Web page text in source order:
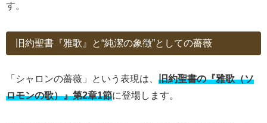
す。
旧約聖書『雅歌』と“純潔の象徴”としての薔薇
「シャロンの薔薇」という表現は、 旧約聖書の『雅歌（ソ
ロモンの歌）』第2章1節に登場します。